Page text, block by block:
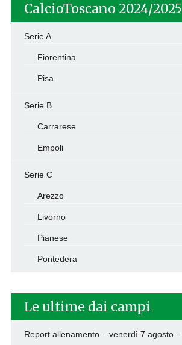
CalcioToscano 2024/2025
Serie A
Fiorentina
Pisa
Serie B
Carrarese
Empoli
Serie C
Arezzo
Livorno
Pianese
Pontedera
Le ultime dai campi
Report allenamento – venerdì 7 agosto –